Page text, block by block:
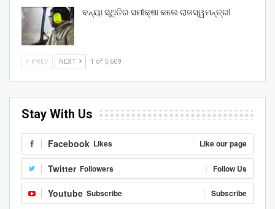
ବନ୍ୟା ସ୍ଥିତିର ସମୀକ୍ଷା କଲେ ରାଜସ୍ୱମନ୍ତ୍ରୀ
PREV NEXT 1 of 5,609
Stay With Us
Facebook Likes Like our page
Twitter Followers Follow Us
Youtube Subscribe Subscribe